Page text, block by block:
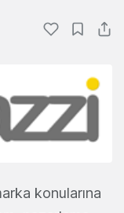
konularına